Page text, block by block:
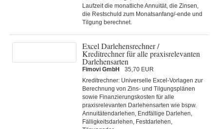
Laufzeit die monatliche Annuität, die Zinsen,
die Restschuld zum Monatsanfang/-ende und
Tilgung berechnet.
Excel Darlehensrechner /
Kreditrechner für alle praxisrelevanten
Darlehensarten
Fimovi GmbH
35,70 EUR
Kreditrechner: Universelle Excel-Vorlagen zur
Berechnung von Zins- und Tilgungsplänen
sowie Finanzierungskosten für alle
praxisrelevanten Darlehensarten wie bspw.
Annuitätendarlehen, Endfällige Darlehen,
Fälligkeitsdarlehen, Festdarlehen,